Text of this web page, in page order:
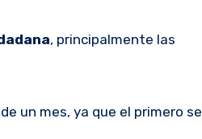
, principalmente las
un mes, ya que el primero se